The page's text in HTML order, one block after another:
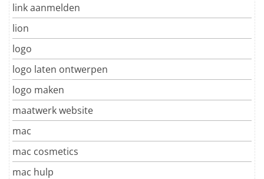
link aanmelden
lion
logo
logo laten ontwerpen
logo maken
maatwerk website
mac
mac cosmetics
mac hulp